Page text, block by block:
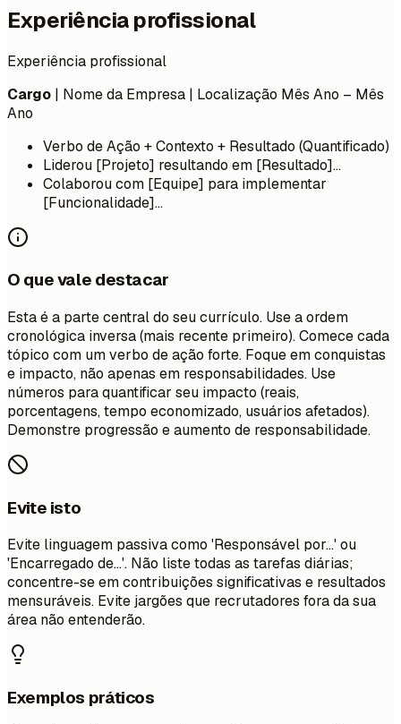
Experiência profissional
Experiência profissional
Cargo | Nome da Empresa | Localização Mês Ano – Mês
Ano
Verbo de Ação + Contexto + Resultado (Quantificado)
Liderou [Projeto] resultando em [Resultado]...
Colaborou com [Equipe] para implementar
[Funcionalidade]...
O que vale destacar
Esta é a parte central do seu currículo. Use a ordem
cronológica inversa (mais recente primeiro). Comece cada
tópico com um verbo de ação forte. Foque em conquistas
e impacto, não apenas em responsabilidades. Use
números para quantificar seu impacto (reais,
porcentagens, tempo economizado, usuários afetados).
Demonstre progressão e aumento de responsabilidade.
Evite isto
Evite linguagem passiva como 'Responsável por...' ou
'Encarregado de...'. Não liste todas as tarefas diárias;
concentre-se em contribuições significativas e resultados
mensuráveis. Evite jargões que recrutadores fora da sua
área não entenderão.
Exemplos práticos